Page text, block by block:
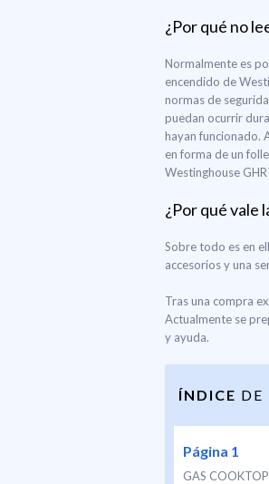
¿Por qué no
Normalmente es
encendido de
normas de
puedan ocurrir
hayan funcionado.
en forma de un
Westinghouse
¿Por qué vale
Sobre todo es en
accesorios y una
Tras una compra
Actualmente se
y ayuda.
ÍNDICE DE
Página 1
GAS